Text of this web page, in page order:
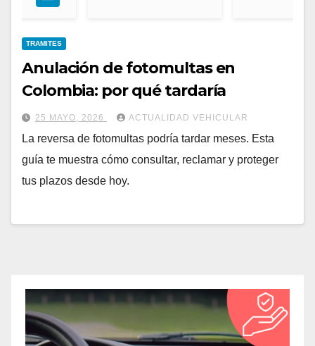
TRAMITES
Anulación de fotomultas en
Colombia: por qué tardaría
25 MAYO, 2026 ACTUALIDAD VEHICULAR
La reversa de fotomultas podría tardar meses. Esta
guía te muestra cómo consultar, reclamar y proteger
tus plazos desde hoy.